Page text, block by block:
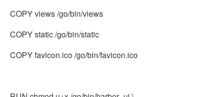
COPY views /go/bin/views
COPY static /go/bin/static
COPY favicon.ico /go/bin/favicon.ico